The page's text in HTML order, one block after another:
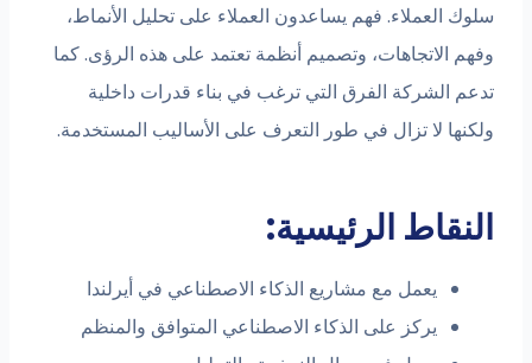
سلوك العملاء. فهم يساعدون العملاء على تحليل الأنماط،
وفهم الاتجاهات، وتصميم أنظمة تعتمد على هذه الرؤى. كما
تدعم الشركة الفرق التي ترغب في بناء قدرات داخلية
ولكنها لا تزال في طور التعرف على الأساليب المستخدمة.
النقاط الرئيسية:
يعمل مع مشاريع الذكاء الاصطناعي في أيرلندا
يركز على الذكاء الاصطناعي المتوافق والمنظم